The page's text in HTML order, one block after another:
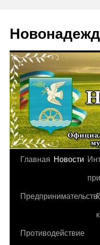
Перейти
содержимому
Главная Новости
Противодействие